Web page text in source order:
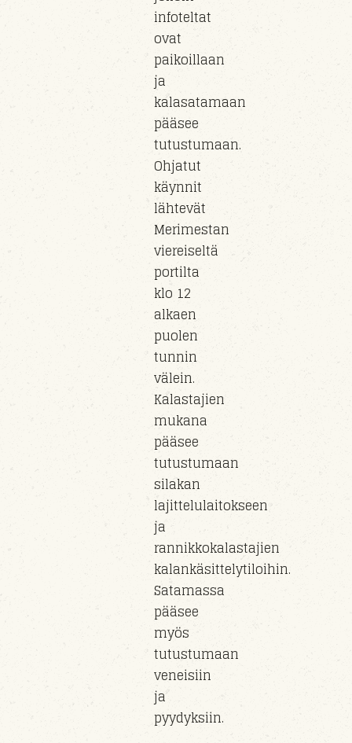
infoteltat
ovat
paikoillaan
ja
kalasatamaan
pääsee
tutustumaan.
Ohjatut
käynnit
lähtevät
Merimestan
viereiseltä
portilta
klo 12
alkaen
puolen
tunnin
välein.
Kalastajien
mukana
pääsee
tutustumaan
silakan
lajittelulaitokseen
ja
rannikkokalastajien
kalankäsittelytiloihin.
Satamassa
pääsee
myös
tutustumaan
veneisiin
ja
pyydyksiin.